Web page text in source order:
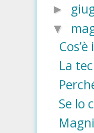
►
▼
La
Se lo